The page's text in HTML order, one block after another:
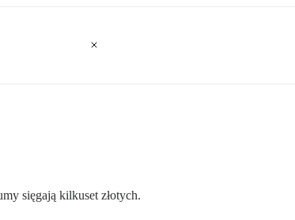
sięgają kilkuset złotych.